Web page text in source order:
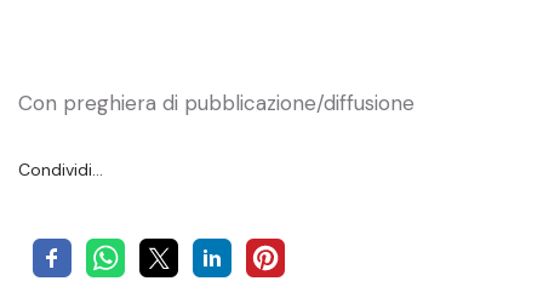
Con preghiera di pubblicazione/diffusione
Condividi…